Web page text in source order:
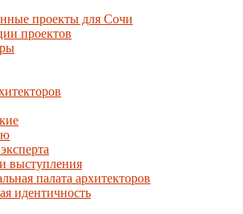
проекты для Сочи
проектов
выступления
палата архитекторов
идентичность